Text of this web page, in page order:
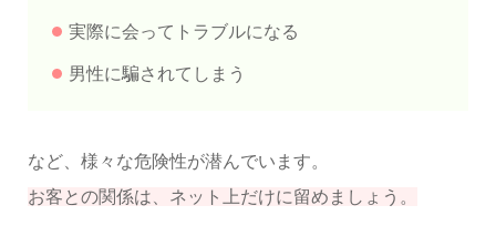
実際に会ってトラブルになる
男性に騙されてしまう
など、様々な危険性が潜んでいます。
お客との関係は、ネット上だけに留めましょう。